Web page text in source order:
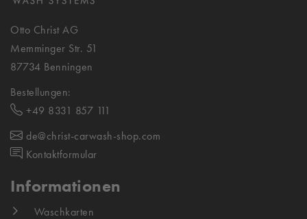
Otto Christ AG
Memminger Str. 51
87734 Benningen
Bestellungen:
+49 8331 857 111
de@christ-carwash-shop.com
Kontaktformular
Informationen
Waschkarten